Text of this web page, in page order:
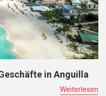
in Anguilla
Weiterlesen